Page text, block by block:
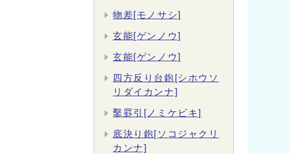
物差[モノサシ]
玄能[ゲンノウ]
玄能[ゲンノウ]
四方反り台鉋[シホウソ
リダイカンナ]
鑿罫引[ノミケビキ]
底決り鉋[ソコジャクリ
カンナ]